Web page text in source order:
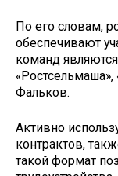
По его словам,
обеспечивают
команд
Фальков.
Активно
контрактов,
такой формат